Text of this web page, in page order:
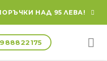
НАД 95 ЛЕВА!